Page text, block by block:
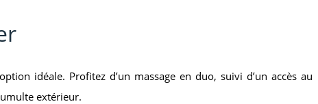
idéale. Profitez d’un massage en duo, suivi d’un accès au
extérieur.